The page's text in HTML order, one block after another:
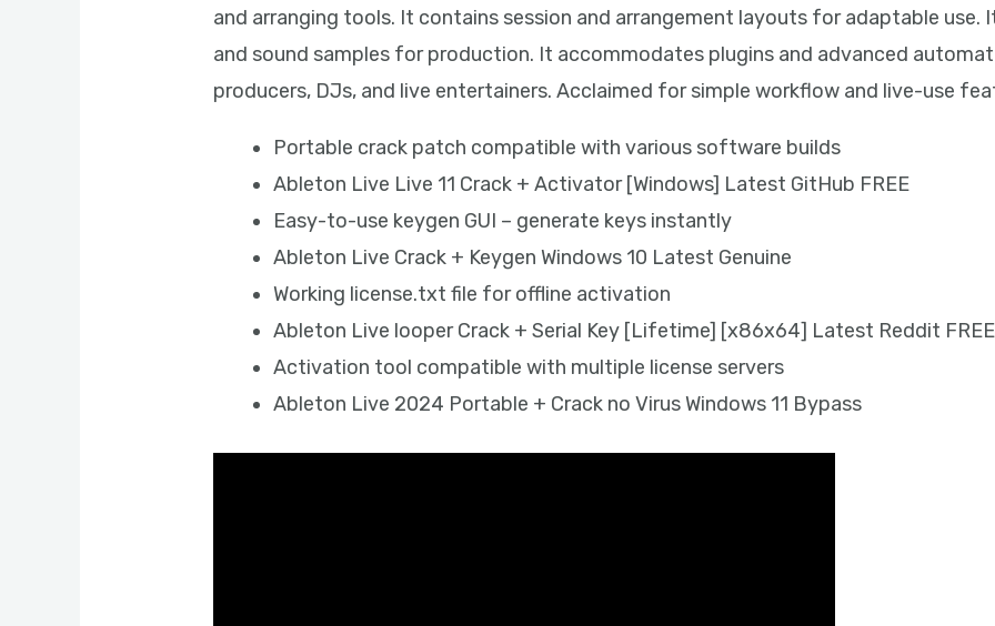
and arranging tools. It contains session and arrangement layouts for adaptable use.
and sound samples for production. It accommodates plugins and advanced
producers, DJs, and live entertainers. Acclaimed for simple workflow and live-use
Portable crack patch compatible with various software builds
Ableton Live Live 11 Crack + Activator [Windows] Latest GitHub FREE
Easy-to-use keygen GUI – generate keys instantly
Ableton Live Crack + Keygen Windows 10 Latest Genuine
Working license.txt file for offline activation
Ableton Live looper Crack + Serial Key [Lifetime] [x86x64] Latest Reddit FREE
Activation tool compatible with multiple license servers
Ableton Live 2024 Portable + Crack no Virus Windows 11 Bypass